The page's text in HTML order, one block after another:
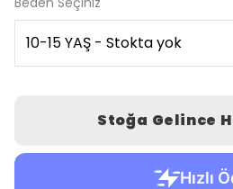
Stoğa Gelince